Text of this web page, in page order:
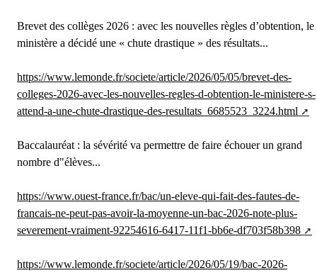
Brevet des collèges 2026 : avec les nouvelles règles d’obtention, le
ministère a décidé une « chute drastique » des résultats...
https://www.lemonde.fr/societe/article/2026/05/05/brevet-des-
colleges-2026-avec-les-nouvelles-regles-d-obtention-le-ministere-s-
attend-a-une-chute-drastique-des-resultats_6685523_3224.html
Baccalauréat : la sévérité va permettre de faire échouer un grand
nombre d"élèves...
https://www.ouest-france.fr/bac/un-eleve-qui-fait-des-fautes-de-
francais-ne-peut-pas-avoir-la-moyenne-un-bac-2026-note-plus-
severement-vraiment-92254616-6417-11f1-bb6e-df703f58b398
https://www.lemonde.fr/societe/article/2026/05/19/bac-2026-